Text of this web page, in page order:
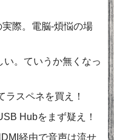
際。電脳-煩悩の場
。ていうか無くなっ
スペネを買え！
Hubをまず疑え！
経由で音声は流せ